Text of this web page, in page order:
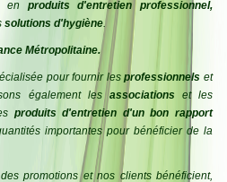
en produits d'entretien professionnel,
solutions d'hygiène.
Métropolitaine.
pour fournir lesprofessionnels et
également lesassociations et les
produits d'entretien d'un bon rapport
importantes pour bénéficier de la
promotions et nos clients bénéficient,